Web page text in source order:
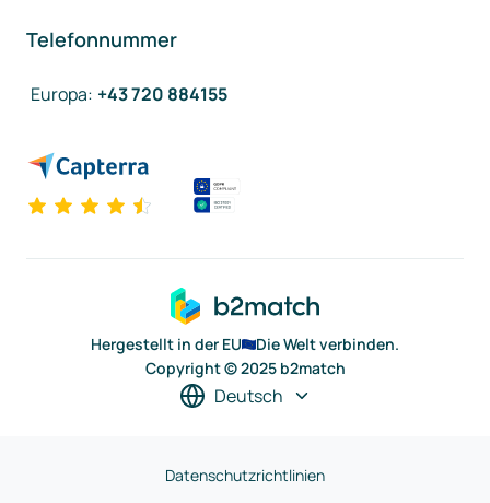
Telefonnummer
Europa: +43 720 884155
Hergestellt in der EU
Die Welt verbinden.
Copyright © 2025 b2match
Deutsch
Datenschutzrichtlinien